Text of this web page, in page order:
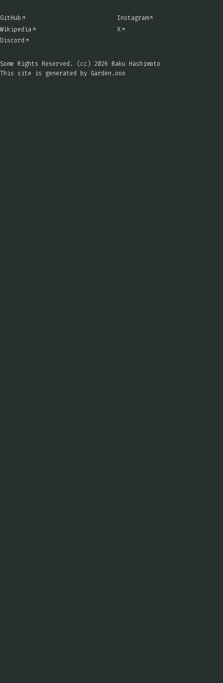
GitHub
Wikipedia
Discord
Instagram
X
Some Rights Reserved. (cc) 2026 Baku Hashimoto
This site is generated by Garden.ooo